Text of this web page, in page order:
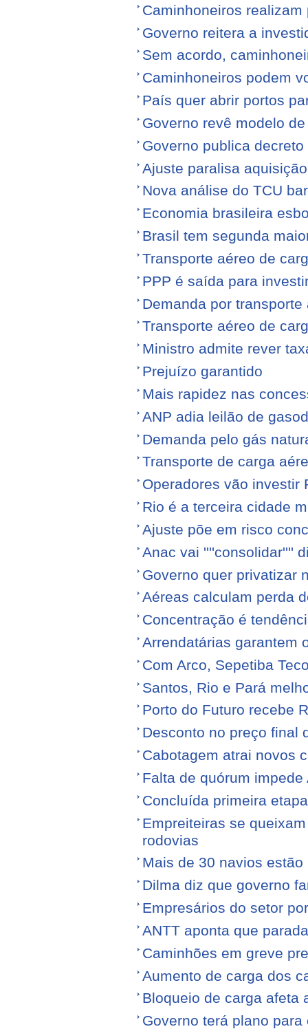
Caminhoneiros
Governo reitera a
Sem acordo,
Caminhoneiros podem
País quer abrir portos
Governo revê modelo
Governo publica
Ajuste paralisa
Nova análise do TCU
Economia brasileira
Brasil tem segunda
Transporte aéreo de
PPP é saída para
Demanda por
Transporte aéreo de
Ministro admite rever
Prejuízo garantido
Mais rapidez nas
ANP adia leilão de
Demanda pelo gás
Transporte de carga
Operadores vão investir
Rio é a terceira cidade
Ajuste põe em risco
Anac vai ''''consolidar''''
Governo quer privatizar
Aéreas calculam perda
Concentração é
Arrendatárias garantem
Com Arco, Sepetiba
Santos, Rio e Pará
Porto do Futuro recebe
Desconto no preço final
Cabotagem atrai novos
Falta de quórum
Concluída primeira
Empreiteiras se
rodovias
Mais de 30 navios
Dilma diz que governo
Empresários do setor
ANTT aponta que
Caminhões em greve
Aumento de carga dos
Bloqueio de carga afeta
Governo terá plano